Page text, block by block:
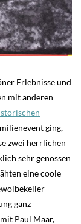
Erlebnisse und
mit anderen
ging,
zwei herrlichen
sehr genossen
eine coole
ganz
Paul Maar,